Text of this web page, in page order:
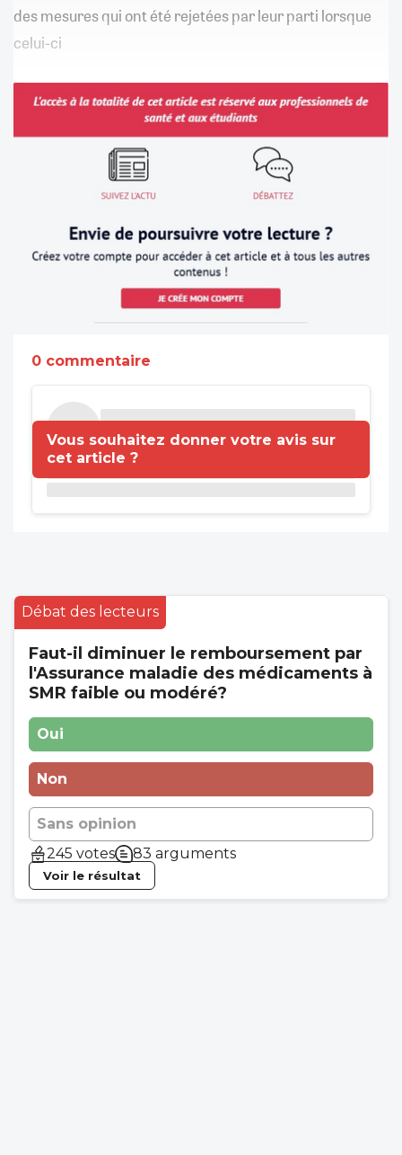
des mesures qui ont été rejetées par leur parti lorsque
celui-ci
0 commentaire
Vous souhaitez donner votre avis sur
cet article ?
Débat des lecteurs
Faut-il diminuer le remboursement par
l'Assurance maladie des médicaments à
SMR faible ou modéré?
Oui
Non
Sans opinion
245 votes
83 arguments
Voir le résultat